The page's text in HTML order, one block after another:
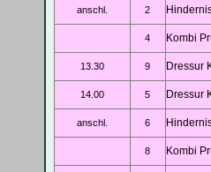
anschl. 2
4 Kombi
13.30 9 Dressur
14.00 5 Dressur
anschl. 6
8 Kombi